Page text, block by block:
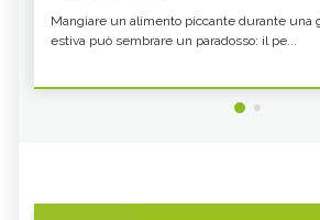
Mangiare un alimento piccante durante una
estiva può sembrare un paradosso: il pe...